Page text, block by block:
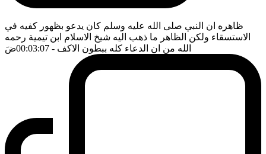
ظاهره ان النبي صلى الله عليه وسلم كان يدعو بظهور كفيه في
الاستسقاء ولكن الظاهر ما ذهب اليه شيخ الاسلام ابن تيمية رحمه
الله من ان الدعاء كله ببطون الاكف - 00:03:07 ضَ